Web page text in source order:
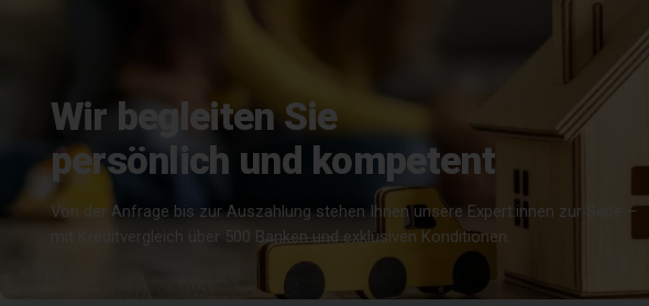
Wir begleiten Sie
persönlich und kompetent
Von der Anfrage bis zur Auszahlung stehen Ihnen unsere Expert:innen zur Seite –
mit Kreditvergleich über 500 Banken und exklusiven Konditionen.